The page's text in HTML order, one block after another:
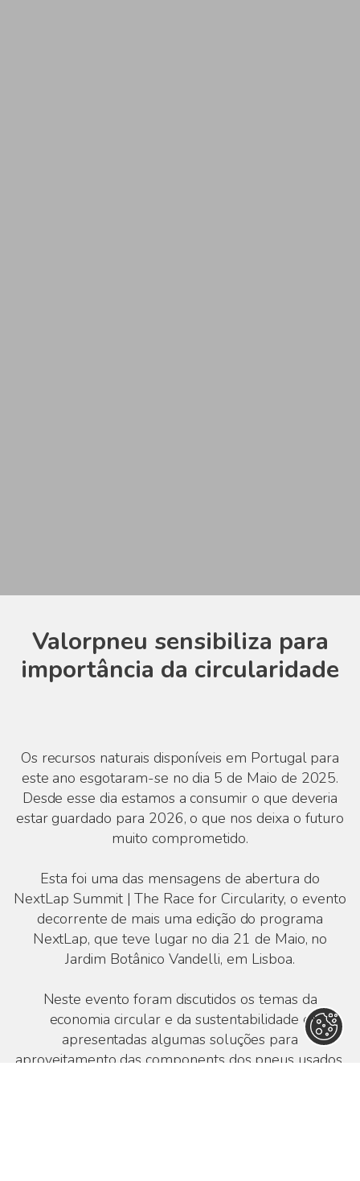
Valorpneu sensibiliza para
importância da circularidade
Os recursos naturais disponíveis em Portugal para
este ano esgotaram-se no dia 5 de Maio de 2025.
Desde esse dia estamos a consumir o que deveria
estar guardado para 2026, o que nos deixa o futuro
muito comprometido.
Esta foi uma das mensagens de abertura do
NextLap Summit | The Race for Circularity, o evento
decorrente de mais uma edição do programa
NextLap, que teve lugar no dia 21 de Maio, no
Jardim Botânico Vandelli, em Lisboa.
Neste evento foram discutidos os temas da
economia circular e da sustentabilidade e
apresentadas algumas soluções para
aproveitamento das components dos pneus usados,